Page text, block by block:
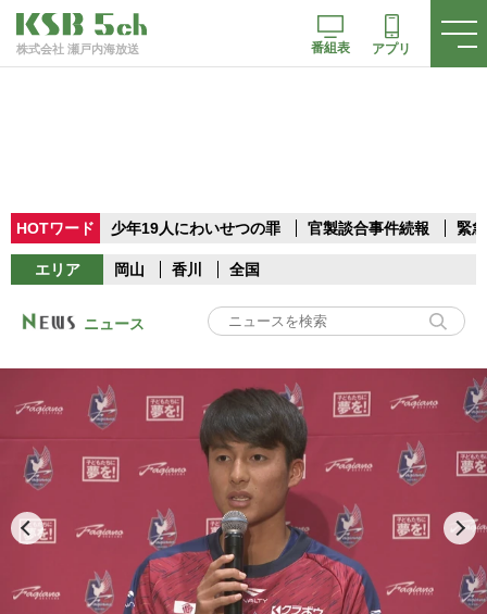
株式会社 瀬戸内海放送 番組表 アプリ
HOTワード 少年19人にわいせつの罪 官製談合事件続報 緊
エリア 岡山 香川 全国
ニュース
Play